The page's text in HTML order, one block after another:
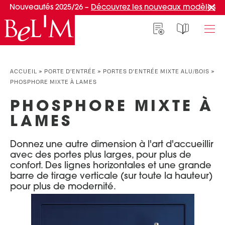
Nouveautés 2025/26 – Découvrez les nouveaux modèles
PAR TYPE
Portes d’entrée
Portes de service
PAR STYLE
Portes d’entrée contemporaines
Portes d’entrée classiques
PAR TYPE
Marquises
Luminaires
S'INSPIRER ET CHOISIR
Témoignages clients
Idées d'aménagement
Accueil connecté
Faire mon choix
RÉUSSIR MON PROJET
ACCUEIL » PORTE D’ENTRÉE » PORTES D'ENTRÉE MIXTE ALU/BOIS »
PHOSPHORE MIXTE À LAMES
PHOSPHORE MIXTE À
LAMES
Donnez une autre dimension à l'art d'accueillir
avec des portes plus larges, pour plus de
confort. Des lignes horizontales et une grande
barre de tirage verticale (sur toute la hauteur)
pour plus de modernité.